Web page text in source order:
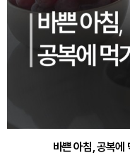
바쁜 아침, 공복